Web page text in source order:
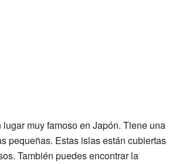
lugar muy famoso en Japón. Tiene una
pequeñas. Estas islas están cubiertas
También puedes encontrar la